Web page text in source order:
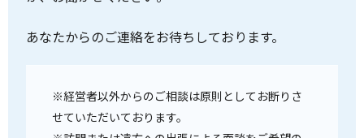
あなたからのご連絡をお待ちしております。
※経営者以外からのご相談は原則としてお断りさ
せていただいております。